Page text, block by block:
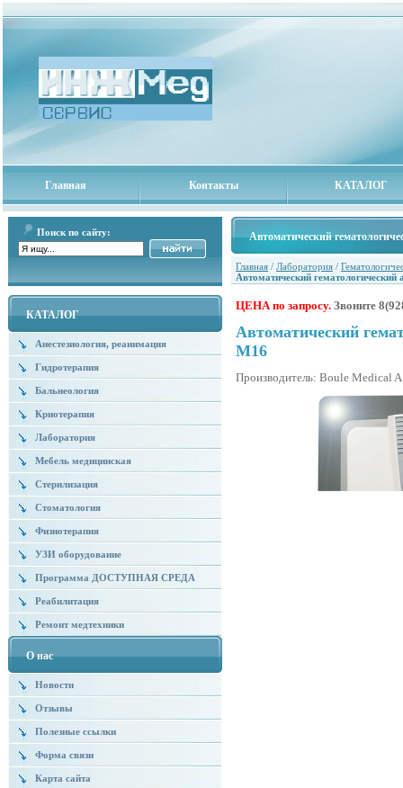
Главная Контакты КАТАЛОГ
Поиск по сайту:
КАТАЛОГ
Анестезиология, реанимация
Гидротерапия
Бальнеология
Криотерапия
Лаборатория
Мебель медицинская
Стерилизация
Стоматология
Физиотерапия
УЗИ оборудование
Программа ДОСТУПНАЯ СРЕДА
Реабилитация
Ремонт медтехники
О нас
Новости
Отзывы
Полезные ссылки
Форма связи
Карта сайта
Автоматический
Главная / Лаборатория /
Автоматический
ЦЕНА по запросу. Звоните
Автоматический
М16
Производитель: Boule Medical